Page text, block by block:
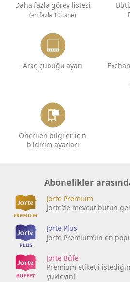
Daha fazla görev listesi
(en fazla 10 tane)
Araç çubuğu ayarı
Önerilen bilgiler için
bildirim ayarları
Abonelikler
Jorte Premium
Jorte’de mevcut bütün
Jorte Plus
Jorte Premium’un en
Jorte Büfe
Premium etiketli
yükleyin!